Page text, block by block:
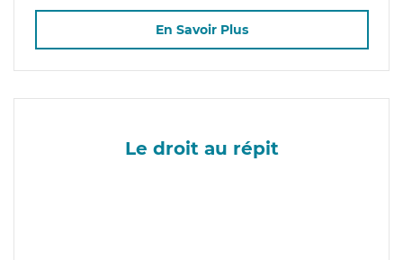
En Savoir Plus
Le droit au répit